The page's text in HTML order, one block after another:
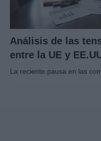
Análisis de las
entre la UE y
La reciente pausa en las